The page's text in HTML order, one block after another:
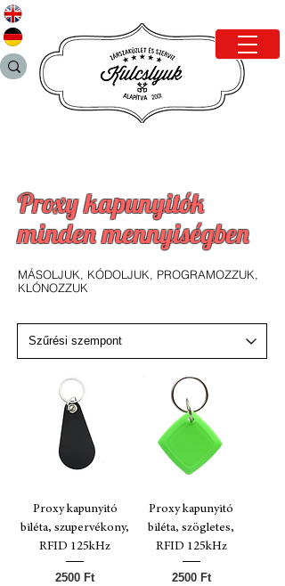
Proxy kapunyitók
minden mennyiségben
MÁSOLJUK, KÓDOLJUK, PROGRAMOZZUK,
KLÓNOZZUK
Proxy kapunyitó
biléta, szupervékony,
RFID 125kHz
Ár
2500 Ft
Proxy kapunyitó
biléta, szögletes,
RFID 125kHz
Ár
2500 Ft